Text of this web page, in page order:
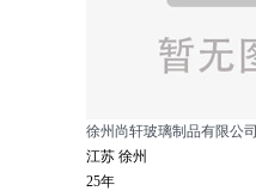
徐州尚轩玻璃制品有限公司
江苏 徐州
25年